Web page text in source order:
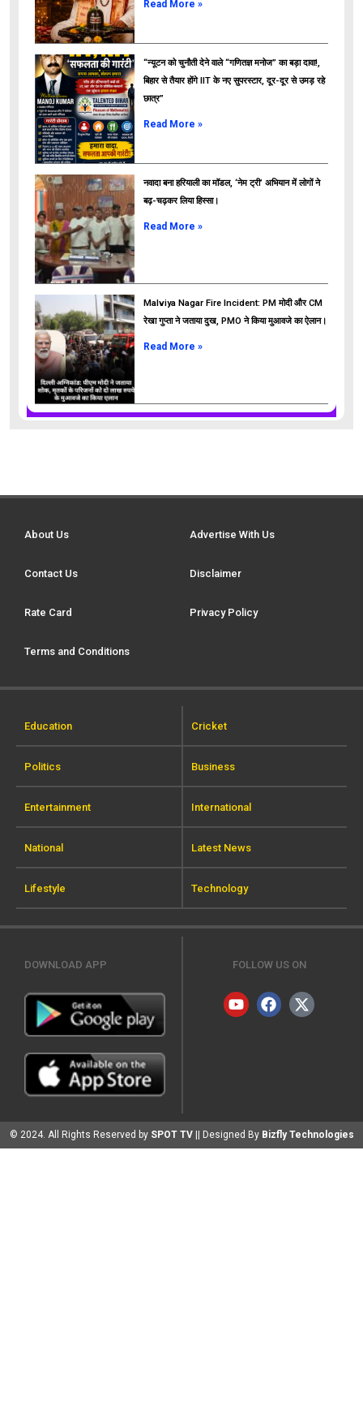
ads
Read More »
“न्यूटन को चुनौती देने वाले “गणितज्ञ मनोज” का बड़ा दावा!,
बिहार से तैयार होंगे IIT के नए सुपरस्टार, दूर-दूर से उमड़ रहे
छात्र”
Read More »
नवादा बना हरियाली का मॉडल, ‘नेम ट्री’ अभियान में लोगों ने
बढ़-चढ़कर लिया हिस्सा।
Read More »
Malviya Nagar Fire Incident: PM मोदी और CM
रेखा गुप्ता ने जताया दुख, PMO ने किया मुआवजे का ऐलान।
Read More »
About Us Advertise With Us
Contact Us Disclaimer
Rate Card Privacy Policy
Terms and Conditions
Education Cricket
Politics Business
Entertainment International
National Latest News
Lifestyle Technology
DOWNLOAD APP FOLLOW US ON
© 2024. All Rights Reserved by SPOT TV || Designed By Bizfly Technologies